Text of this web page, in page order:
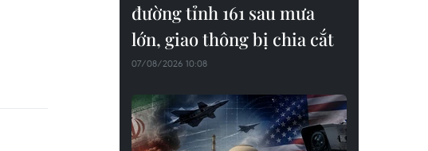
đường tỉnh 161 sau mưa
lớn, giao thông bị chia cắt
07/08/2026 10:08